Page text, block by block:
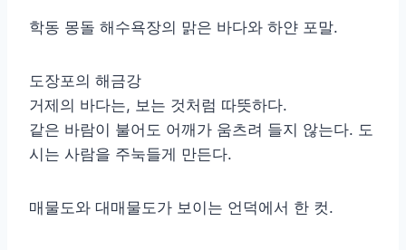
학동 몽돌 해수욕장의 맑은 바다와 하얀 포말.
도장포의 해금강
거제의 바다는, 보는 것처럼 따뜻하다.
같은 바람이 불어도 어깨가 움츠려 들지 않는다. 도
시는 사람을 주눅들게 만든다.
매물도와 대매물도가 보이는 언덕에서 한 컷.